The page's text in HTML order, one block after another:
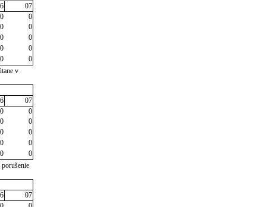
07
0
0
0
0
0
0
0
0
0
0
v
07
0
0
0
0
0
0
0
0
0
0
07